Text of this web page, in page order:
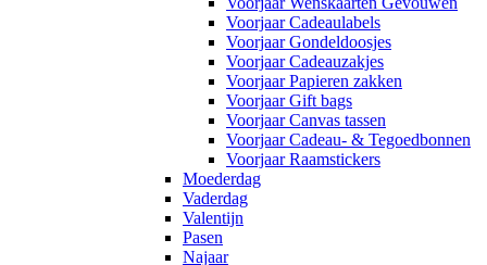
Voorjaar Cadeaulabels
Voorjaar Gondeldoosjes
Voorjaar Cadeauzakjes
Voorjaar Papieren zakken
Voorjaar Gift bags
Voorjaar Canvas tassen
Voorjaar Cadeau- & Tegoedbonnen
Voorjaar Raamstickers
Moederdag
Vaderdag
Valentijn
Pasen
Najaar